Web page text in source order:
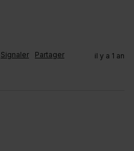
Signaler Partager il y a 1 an